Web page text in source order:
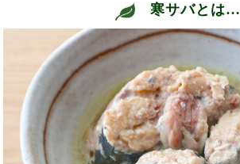
寒サバとは…